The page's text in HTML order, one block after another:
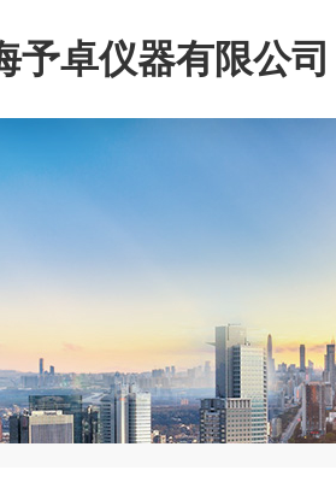
予卓仪器有限公司